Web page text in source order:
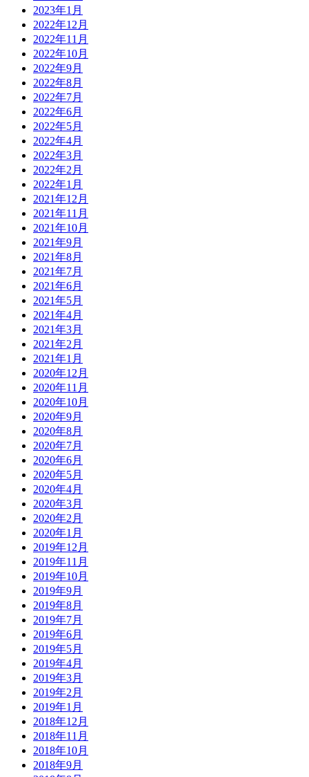
2023年1月
2022年12月
2022年11月
2022年10月
2022年9月
2022年8月
2022年7月
2022年6月
2022年5月
2022年4月
2022年3月
2022年2月
2022年1月
2021年12月
2021年11月
2021年10月
2021年9月
2021年8月
2021年7月
2021年6月
2021年5月
2021年4月
2021年3月
2021年2月
2021年1月
2020年12月
2020年11月
2020年10月
2020年9月
2020年8月
2020年7月
2020年6月
2020年5月
2020年4月
2020年3月
2020年2月
2020年1月
2019年12月
2019年11月
2019年10月
2019年9月
2019年8月
2019年7月
2019年6月
2019年5月
2019年4月
2019年3月
2019年2月
2019年1月
2018年12月
2018年11月
2018年10月
2018年9月